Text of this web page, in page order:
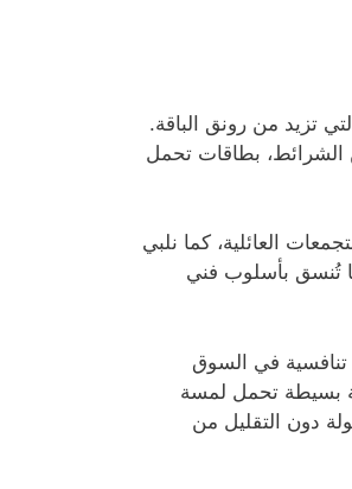
تزيد من رونق الباقة.
الشرائط، بطاقات تحمل
العائلية، كما نلبي
تُنسق بأسلوب فني
تنافسية في السوق
بسيطة تحمل لمسة
دون التقليل من